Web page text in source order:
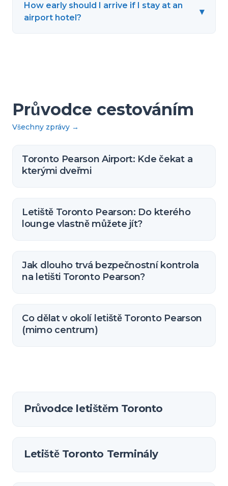
How early should I arrive if I stay at an
airport hotel?
▾
Průvodce cestováním
Všechny zprávy →
Toronto Pearson Airport: Kde čekat a
kterými dveřmi
Letiště Toronto Pearson: Do kterého
lounge vlastně můžete jít?
Jak dlouho trvá bezpečnostní kontrola
na letišti Toronto Pearson?
Co dělat v okolí letiště Toronto Pearson
(mimo centrum)
Průvodce letištěm Toronto
Letiště Toronto Terminály